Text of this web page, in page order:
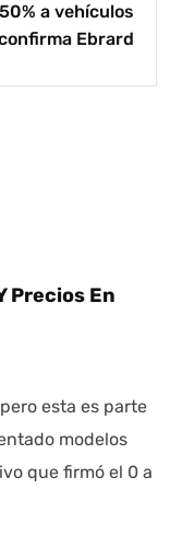
a vehículos
Ebrard
Precios En
esta es parte
modelos
que firmó el 0 a